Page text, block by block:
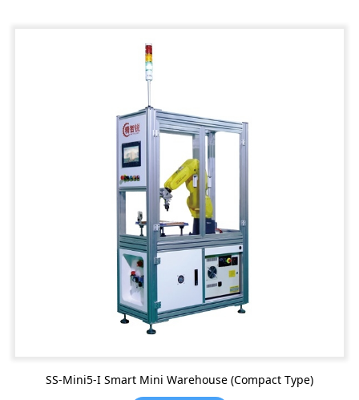
SS-Mini5-I Smart Mini Warehouse (Compact Type)